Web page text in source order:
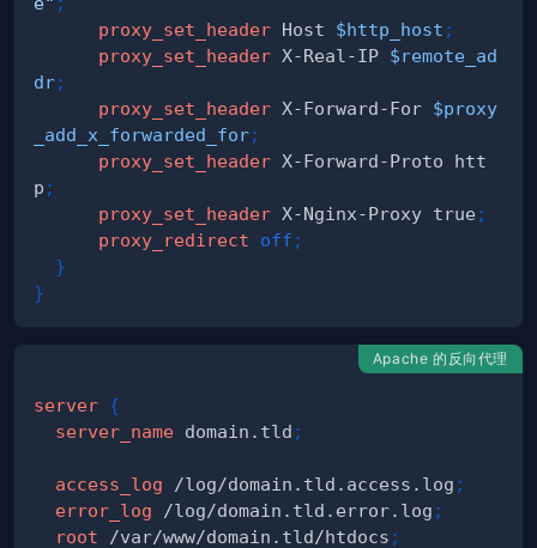
proxy_set_header Host $http_host ;
proxy_set_header X-Real-IP $remote_ad
dr;
proxy_set_header X-Forward-For $proxy
_add_x_forwarded_for;
proxy_set_header X-Forward-Proto htt
p ;
proxy_set_header X-Nginx-Proxy true ;
proxy_redirect
off ;
}
}
Apache 的反向代理
server {
server_name domain.tld ;
access_log /log/domain.tld.access.log ;
error_log /log/domain.tld.error.log ;
root /var/www/domain.tld/htdocs ;